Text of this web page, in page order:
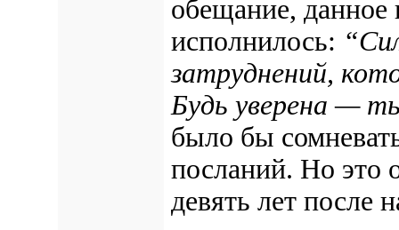
обещание, данное
исполнилось:
затруднений,
Будь уверена —
было бы
посланий. Но это
девять лет после